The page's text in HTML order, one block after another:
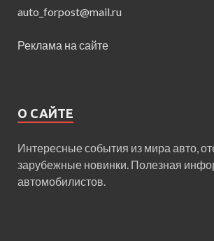
auto_forpost@mail.ru
Реклама на сайте
О САЙТЕ
Интересные события из мира авто,
зарубежные новинки. Полезная
автомобилистов.